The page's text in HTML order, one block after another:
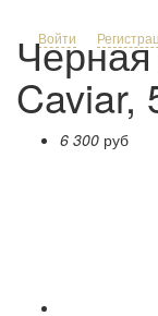
Войти
Caviar,
6 300 руб